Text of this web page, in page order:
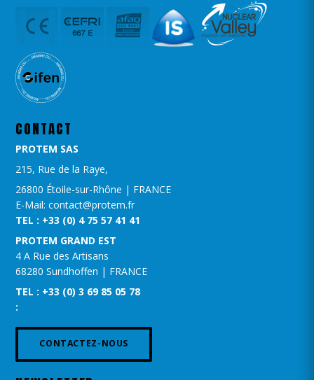
CONTACT
PROTEM SAS
215, Rue de la Raye,
26800 Étoile-sur-Rhône | FRANCE
E-Mail: contact@protem.fr
TEL : +33 (0) 4 75 57 41 41
PROTEM GRAND EST​
4 A Rue des Artisans
68280 Sundhoffen | FRANCE
TEL : +33 (0) 3 69 85 05 78
:
CONTACTEZ-NOUS